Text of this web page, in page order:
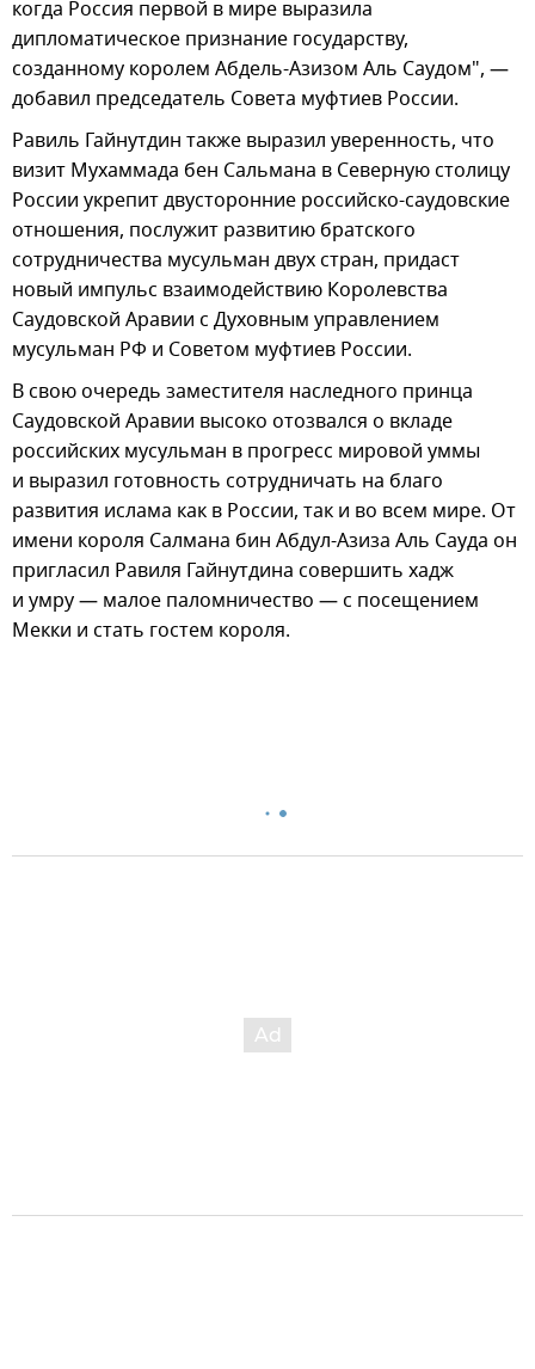
когда Россия первой в мире выразила
дипломатическое признание государству,
созданному королем Абдель-Азизом Аль Саудом", —
добавил председатель Совета муфтиев России.
Равиль Гайнутдин также выразил уверенность, что
визит Мухаммада бен Сальмана в Северную столицу
России укрепит двусторонние российско-саудовские
отношения, послужит развитию братского
сотрудничества мусульман двух стран, придаст
новый импульс взаимодействию Королевства
Саудовской Аравии с Духовным управлением
мусульман РФ и Советом муфтиев России.
В свою очередь заместителя наследного принца
Саудовской Аравии высоко отозвался о вкладе
российских мусульман в прогресс мировой уммы
и выразил готовность сотрудничать на благо
развития ислама как в России, так и во всем мире. От
имени короля Салмана бин Абдул-Азиза Аль Сауда он
пригласил Равиля Гайнутдина совершить хадж
и умру — малое паломничество — с посещением
Мекки и стать гостем короля.